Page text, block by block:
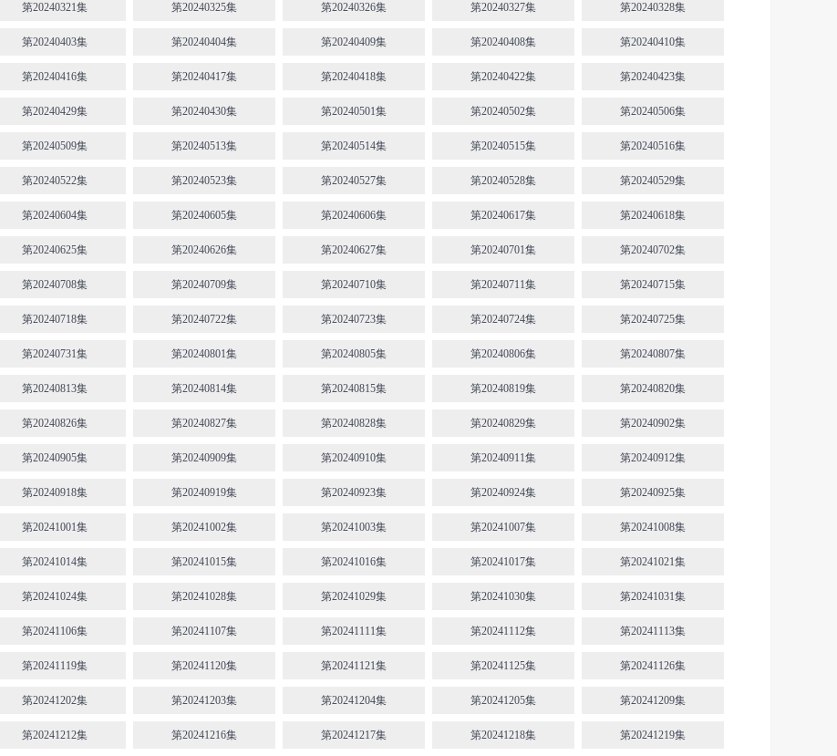
第20240321集 第20240325集 第20240326集 第20240327集 第20240328集
第20240403集 第20240404集 第20240409集 第20240408集 第20240410集
第20240416集 第20240417集 第20240418集 第20240422集 第20240423集
第20240429集 第20240430集 第20240501集 第20240502集 第20240506集
第20240509集 第20240513集 第20240514集 第20240515集 第20240516集
第20240522集 第20240523集 第20240527集 第20240528集 第20240529集
第20240604集 第20240605集 第20240606集 第20240617集 第20240618集
第20240625集 第20240626集 第20240627集 第20240701集 第20240702集
第20240708集 第20240709集 第20240710集 第20240711集 第20240715集
第20240718集 第20240722集 第20240723集 第20240724集 第20240725集
第20240731集 第20240801集 第20240805集 第20240806集 第20240807集
第20240813集 第20240814集 第20240815集 第20240819集 第20240820集
第20240826集 第20240827集 第20240828集 第20240829集 第20240902集
第20240905集 第20240909集 第20240910集 第20240911集 第20240912集
第20240918集 第20240919集 第20240923集 第20240924集 第20240925集
第20241001集 第20241002集 第20241003集 第20241007集 第20241008集
第20241014集 第20241015集 第20241016集 第20241017集 第20241021集
第20241024集 第20241028集 第20241029集 第20241030集 第20241031集
第20241106集 第20241107集 第20241111集 第20241112集 第20241113集
第20241119集 第20241120集 第20241121集 第20241125集 第20241126集
第20241202集 第20241203集 第20241204集 第20241205集 第20241209集
第20241212集 第20241216集 第20241217集 第20241218集 第20241219集